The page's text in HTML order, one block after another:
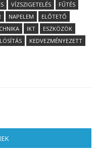
VÍZSZIGETELÉS
FŰTÉS
NAPELEM
ELŐTETŐ
IKT
ESZKÖZÖK
KEDVEZMÉNYEZETT